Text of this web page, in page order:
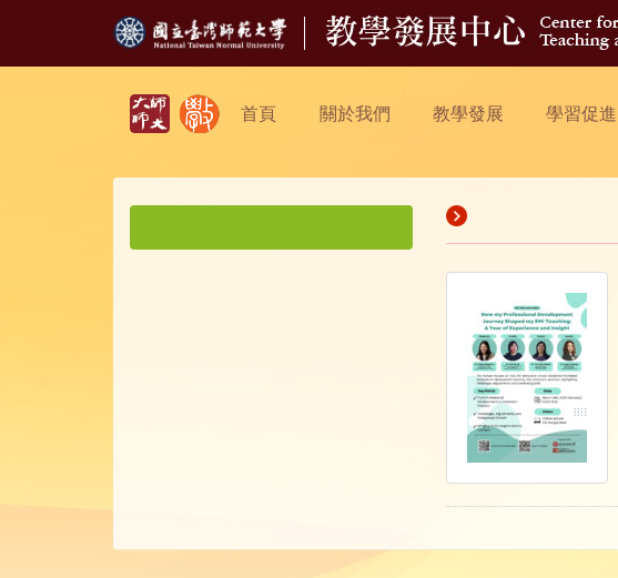
首頁 關於我們 教學發展 學習促進